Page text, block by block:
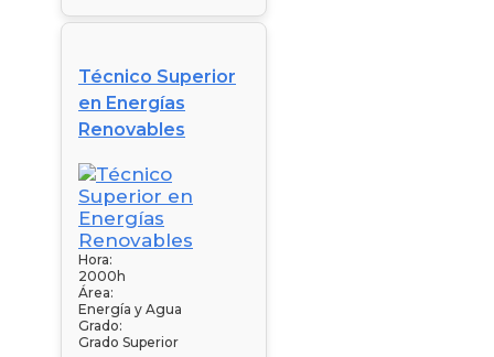
Técnico Superior
en Energías
Renovables
Hora:
2000h
Área:
Energía y Agua
Grado:
Grado Superior